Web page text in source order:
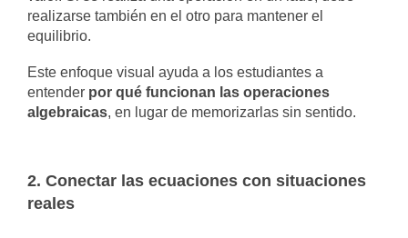
realizarse también en el otro para mantener el
equilibrio.
Este enfoque visual ayuda a los estudiantes a
entender por qué funcionan las operaciones
algebraicas, en lugar de memorizarlas sin sentido.
2. Conectar las ecuaciones con situaciones
reales